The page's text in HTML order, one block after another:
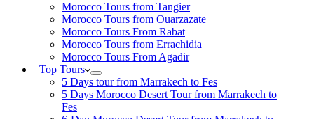
Morocco Tours from Tangier
Morocco Tours from Ouarzazate
Morocco Tours From Rabat
Morocco Tours from Errachidia
Morocco Tours From Agadir
Top Tours
5 Days tour from Marrakech to Fes
5 Days Morocco Desert Tour from Marrakech to
Fes